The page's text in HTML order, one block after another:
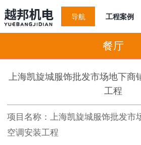
导航 工程案例
餐厅
上海凯旋城服饰批发市场地下商
工程
项目名称：上海凯旋城服饰批发市
空调安装工程